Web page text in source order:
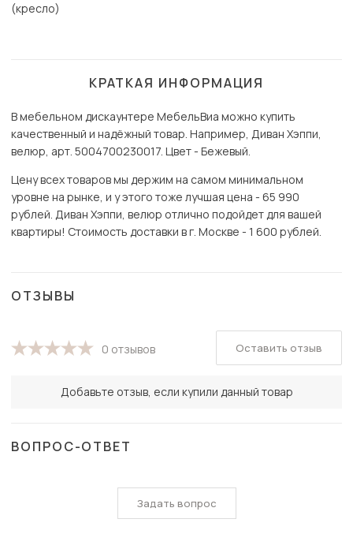
(кресло)
КРАТКАЯ ИНФОРМАЦИЯ
В мебельном дискаунтере МебельВиа можно купить
качественный и надёжный товар. Например, Диван Хэппи,
велюр, арт. 5004700230017. Цвет - Бежевый.
Цену всех товаров мы держим на самом минимальном
уровне на рынке, и у этого тоже лучшая цена - 65 990
рублей. Диван Хэппи, велюр отлично подойдет для вашей
квартиры! Стоимость доставки в г. Москве - 1 600 рублей.
ОТЗЫВЫ
0 отзывов
Добавьте отзыв, если купили данный товар
Оставить отзыв
ВОПРОС-ОТВЕТ
Задать вопрос